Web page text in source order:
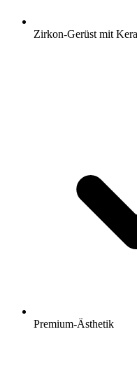
Zirkon-Gerüst mit
Premium-Ästhetik